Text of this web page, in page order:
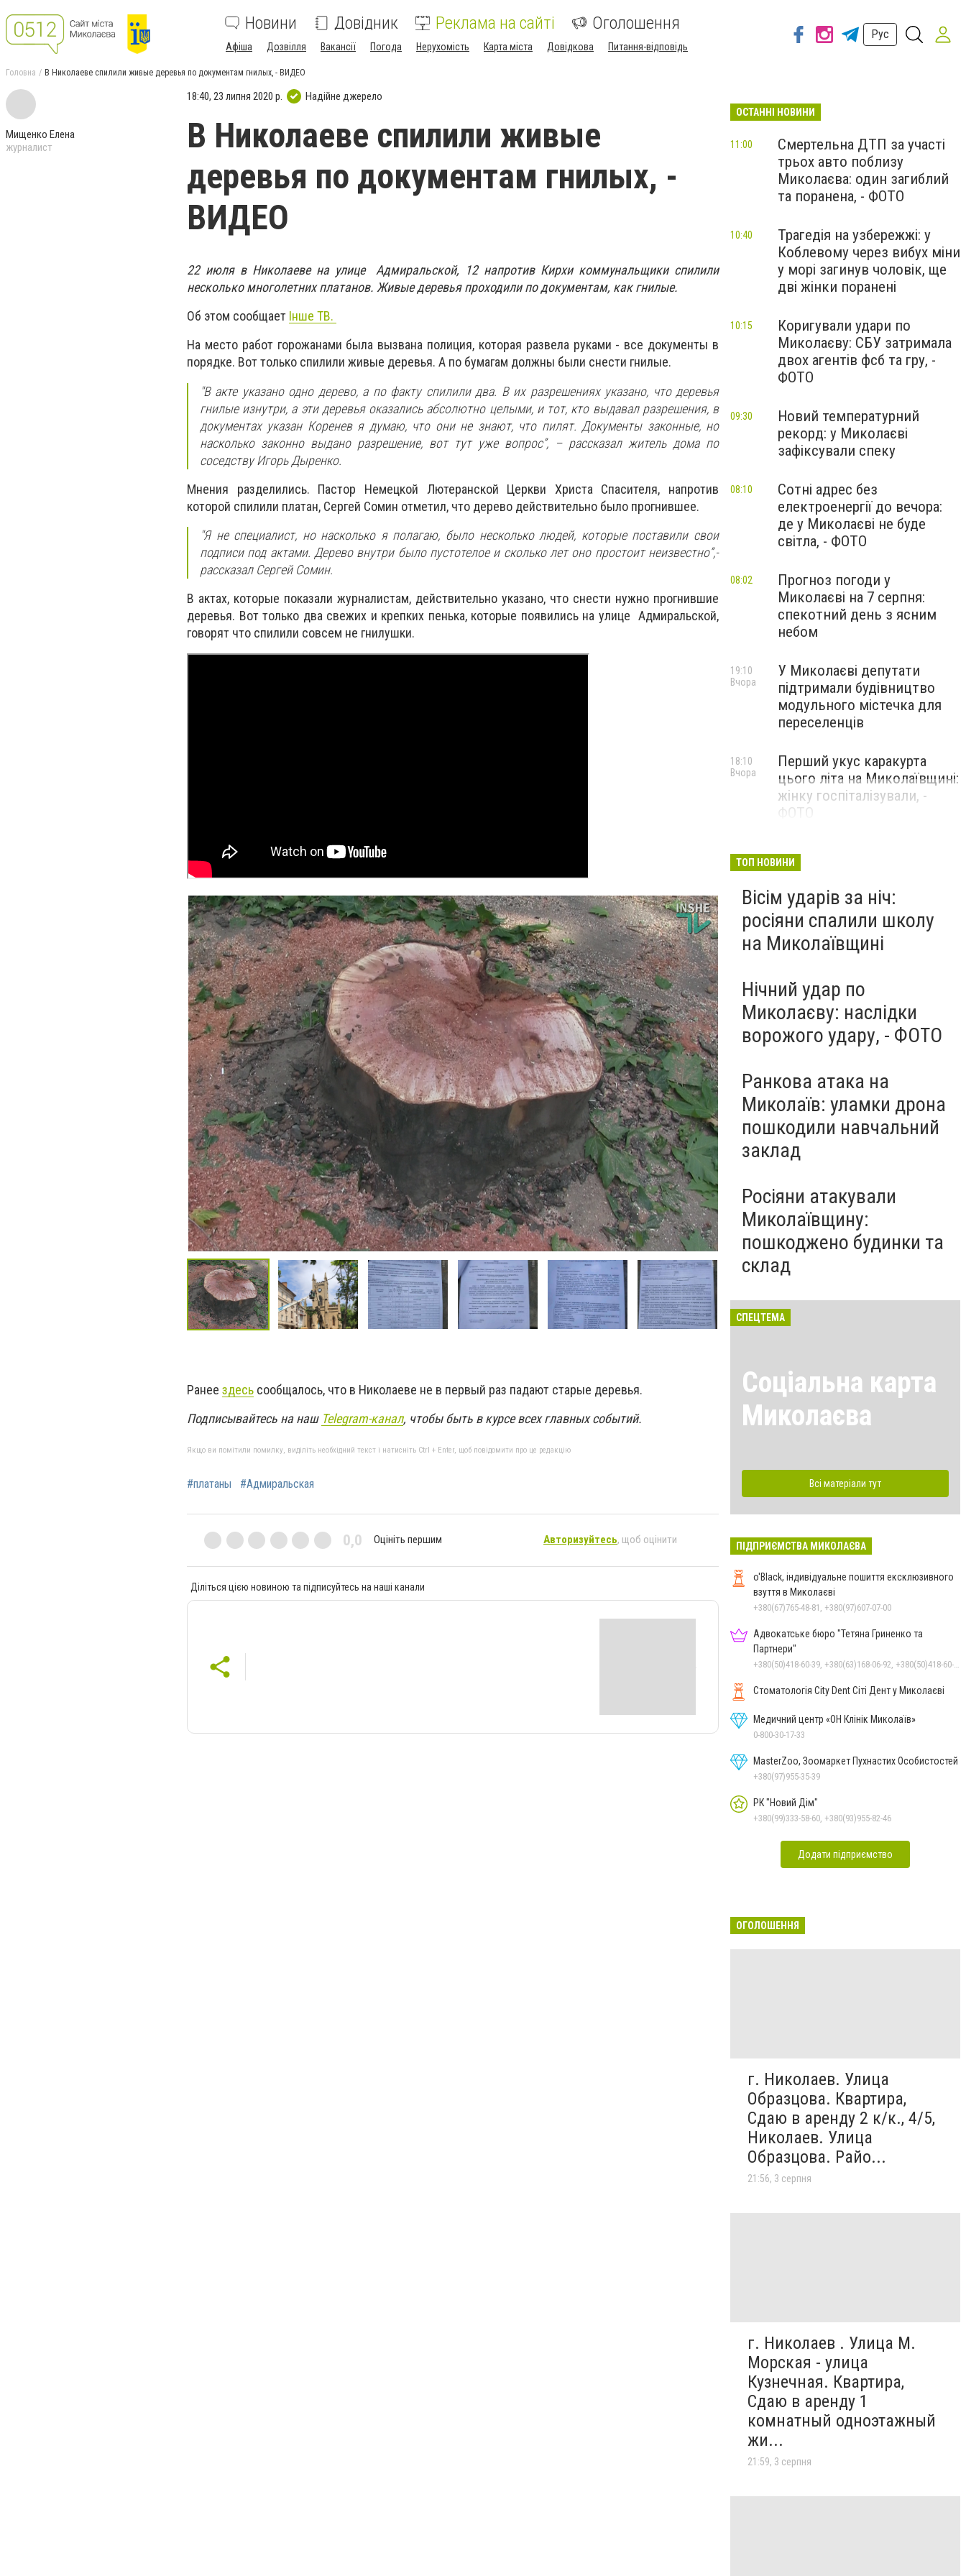
Новини Довідник Реклама на сайті Оголошення
Афіша Дозвілля Вакансії Погода Нерухомість Карта міста Довідкова Питання-відповідь
Рус
Головна В Николаеве спилили живые деревья по документам гнилых, - ВИДЕО
Мищенко Елена
журналист
18:40, 23 липня 2020 р. Надійне джерело
В Николаеве спилили живые
деревья по документам гнилых, -
ВИДЕО
22 июля в Николаеве на улице Адмиральской, 12 напротив Кирхи коммунальщики спилили
несколько многолетних платанов. Живые деревья проходили по документам, как гнилые.
Об этом сообщает Інше ТВ.
На место работ горожанами была вызвана полиция, которая развела руками - все документы в
порядке. Вот только спилили живые деревья. А по бумагам должны были снести гнилые.
"В акте указано одно дерево, а по факту спилили два. В их разрешениях указано, что деревья
гнилые изнутри, а эти деревья оказались абсолютно целыми, и тот, кто выдавал разрешения, в
документах указан Коренев я думаю, что они не знают, что пилят. Документы законные, но
насколько законно выдано разрешение, вот тут уже вопрос”, – рассказал житель дома по
соседству Игорь Дыренко.
Мнения разделились. Пастор Немецкой Лютеранской Церкви Христа Спасителя, напротив
которой спилили платан, Сергей Сомин отметил, что дерево действительно было прогнившее.
"Я не специалист, но насколько я полагаю, было несколько людей, которые поставили свои
подписи под актами. Дерево внутри было пустотелое и сколько лет оно простоит неизвестно”,-
рассказал Сергей Сомин.
В актах, которые показали журналистам, действительно указано, что снести нужно прогнившие
деревья. Вот только два свежих и крепких пенька, которые появились на улице Адмиральской,
говорят что спилили совсем не гнилушки.
Ранее здесь сообщалось, что в Николаеве не в первый раз падают старые деревья.
Подписывайтесь на наш Telegram-канал, чтобы быть в курсе всех главных событий.
Якщо ви помітили помилку, виділіть необхідний текст і натисніть Ctrl + Enter, щоб повідомити про це редакцію
#платаны #Адмиральская
0,0 Оцініть першим Авторизуйтесь, щоб оцінити
Діліться цією новиною та підписуйтесь на наші канали
ОСТАННІ НОВИНИ
Смертельна ДТП за участі
трьох авто поблизу
Миколаєва: один загиблий
та поранена, - ФОТО
11:00
Трагедія на узбережжі: у
Коблевому через вибух міни
у морі загинув чоловік, ще
дві жінки поранені
10:40
Коригували удари по
Миколаєву: СБУ затримала
двох агентів фсб та гру, -
ФОТО
10:15
Новий температурний
рекорд: у Миколаєві
зафіксували спеку
09:30
Сотні адрес без
електроенергії до вечора:
де у Миколаєві не буде
світла, - ФОТО
08:10
Прогноз погоди у
Миколаєві на 7 серпня:
спекотний день з ясним
небом
08:02
У Миколаєві депутати
підтримали будівництво
модульного містечка для
переселенців
19:10
Вчора
Перший укус каракурта
цього літа на Миколаївщині:
жінку госпіталізували, -
ФОТО
18:10
Вчора
ТОП НОВИНИ
Вісім ударів за ніч:
росіяни спалили школу
на Миколаївщині
Нічний удар по
Миколаєву: наслідки
ворожого удару, - ФОТО
Ранкова атака на
Миколаїв: уламки дрона
пошкодили навчальний
заклад
Росіяни атакували
Миколаївщину:
пошкоджено будинки та
склад
СПЕЦТЕМА
Соціальна карта
Миколаєва
Всі матеріали тут
ПІДПРИЄМСТВА МИКОЛАЄВА
o'Black, індивідуальне пошиття ексклюзивного
взуття в Миколаєві
+380(67)765-48-81, +380(97)607-07-00
Адвокатське бюро "Тетяна Гриненко та
Партнери"
Стоматологія City Dent Сіті Дент у Миколаєві
Медичний центр «ОН Клінік Миколаїв»
0-800-30-17-33
MasterZoo, Зоомаркет Пухнастих Особистостей
+380(97)955-35-39
РК "Новий Дім"
+380(99)333-58-60, +380(93)955-82-46
Додати підприємство
ОГОЛОШЕННЯ
г. Николаев. Улица
Образцова. Квартира,
Сдаю в аренду 2 к/к., 4/5,
Николаев. Улица
Образцова. Райо...
21:56, 3 серпня
г. Николаев . Улица М.
Морская - улица
Кузнечная. Квартира,
Сдаю в аренду 1
комнатный одноэтажный
жи...
21:59, 3 серпня